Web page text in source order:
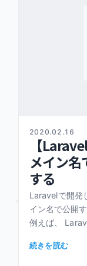
2020.02.16
【
メイン名
する
Laravelで開発
イン名で公開
例えば、
続きを読む